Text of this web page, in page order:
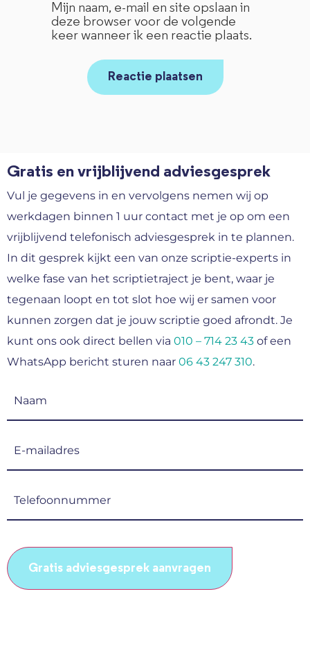
Mijn naam, e-mail en site opslaan in
deze browser voor de volgende
keer wanneer ik een reactie plaats.
Gratis en vrijblijvend adviesgesprek
Vul je gegevens in en vervolgens nemen wij op
werkdagen binnen 1 uur contact met je op om een
vrijblijvend telefonisch adviesgesprek in te plannen.
In dit gesprek kijkt een van onze scriptie-experts in
welke fase van het scriptietraject je bent, waar je
tegenaan loopt en tot slot hoe wij er samen voor
kunnen zorgen dat je jouw scriptie goed afrondt. Je
kunt ons ook direct bellen via 010 – 714 23 43 of een
WhatsApp bericht sturen naar 06 43 247 310.